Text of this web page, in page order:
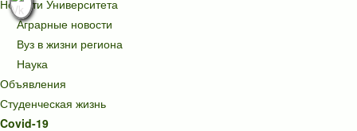
Новости Университета
Аграрные новости
Вуз в жизни региона
Наука
Объявления
Студенческая жизнь
Covid-19